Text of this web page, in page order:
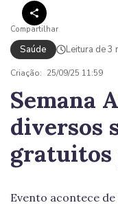
Compartilhar
Saúde Leitura de 3
Criação: 25/09/25 11:59
Semana
diversos
gratuitos
Evento acontece